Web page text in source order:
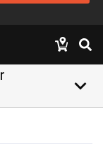
keyboard_arrow_down